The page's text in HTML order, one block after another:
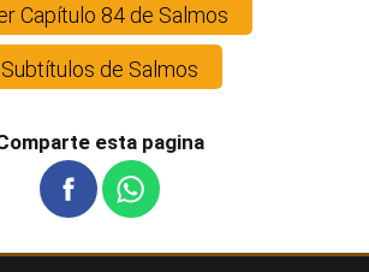
Capítulo 84 de Salmos
Subtítulos de Salmos
esta pagina